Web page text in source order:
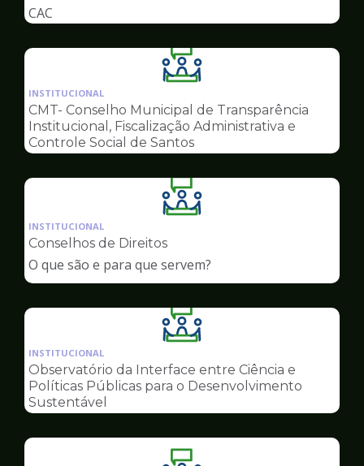
CAC
Ilustração
da
pagina
de
Conselhos
INSTITUCIONAL
CMT- Conselho Municipal de Transparência
Institucional, Fiscalização Administrativa e
Controle Social de Santos
Ilustração
da
Conselhos
INSTITUCIONAL
Conselhos de Direitos
O que são e para que servem?
Ilustração
da
pagina
de
INSTITUCIONAL
Observatório da Interface entre Ciência e
Políticas Públicas para o Desenvolvimento
Sustentável